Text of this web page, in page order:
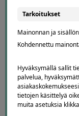
Tarkoitukset
Mainonnan ja
Kohdennettu
Hyväksymällä sallit
palvelua,
tietojen käsittelyä
muita asetuksia